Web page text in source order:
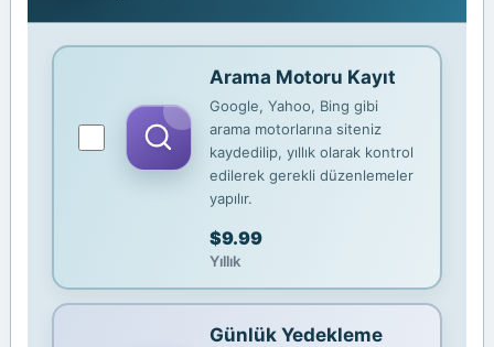
Arama Motoru Kayıt
Google, Yahoo, Bing gibi
arama motorlarına siteniz
kaydedilip, yıllık olarak kontrol
edilerek gerekli düzenlemeler
yapılır.
$9.99
Yıllık
Günlük Yedekleme